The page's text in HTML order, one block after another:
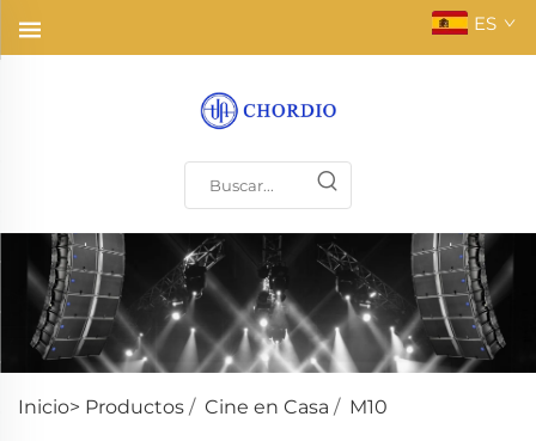
ES
Inicio> Productos / Cine en Casa / M10